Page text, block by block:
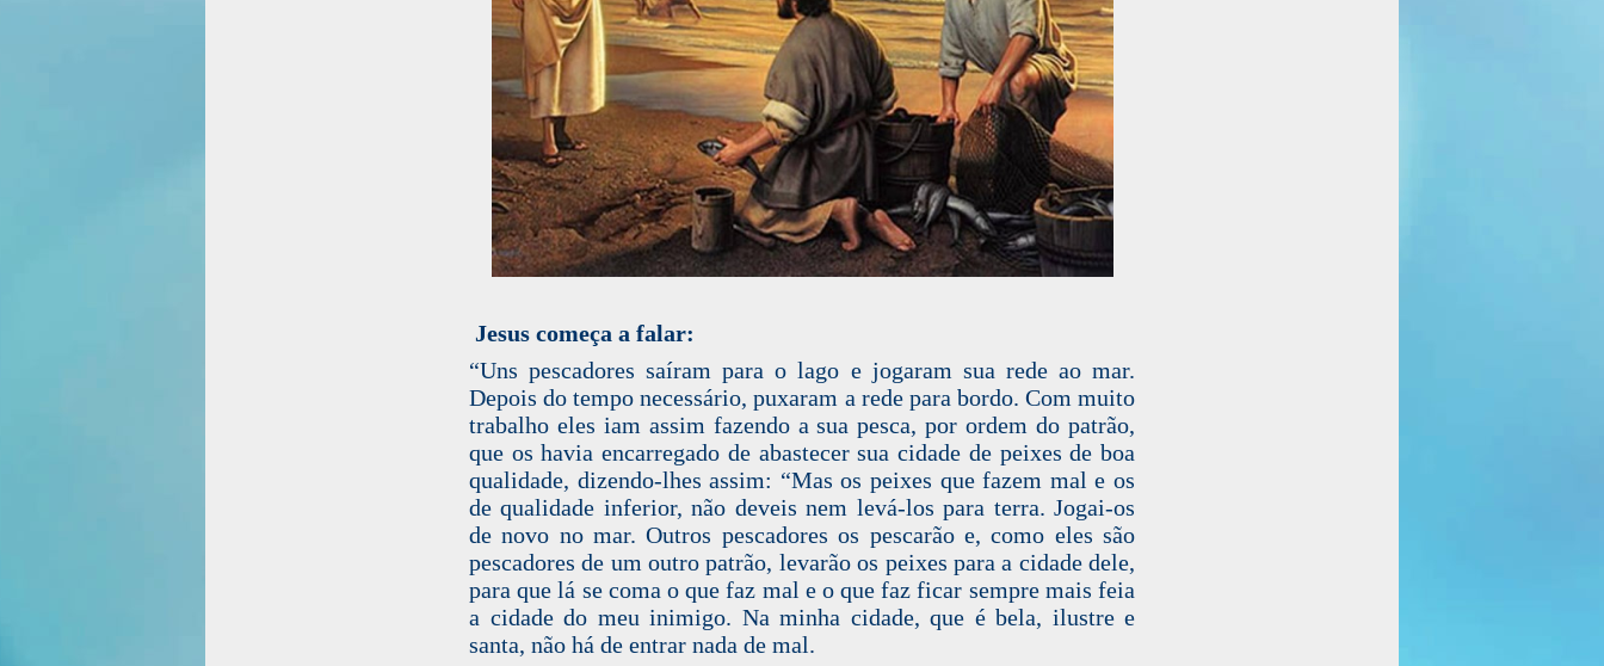
Jesus começa a falar:
“Uns pescadores saíram para o lago e jogaram sua rede ao mar.
Depois do tempo necessário, puxaram a rede para bordo. Com muito
trabalho eles iam assim fazendo a sua pesca, por ordem do patrão,
que os havia encarregado de abastecer sua cidade de peixes de boa
qualidade, dizendo-lhes assim: “Mas os peixes que fazem mal e os
de qualidade inferior, não deveis nem levá-los para terra. Jogai-os
de novo no mar. Outros pescadores os pescarão e, como eles são
pescadores de um outro patrão, levarão os peixes para a cidade dele,
para que lá se coma o que faz mal e o que faz ficar sempre mais feia
a cidade do meu inimigo. Na minha cidade, que é bela, ilustre e
santa, não há de entrar nada de mal.